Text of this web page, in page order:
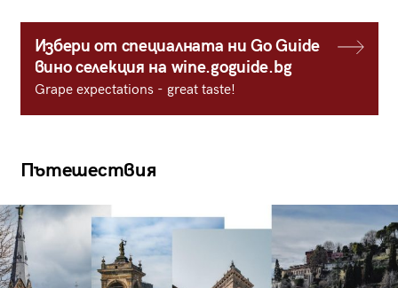
Избери от специалната ни Go Guide
вино селекция на wine.goguide.bg
Grape expectations - great taste!
Пътешествия